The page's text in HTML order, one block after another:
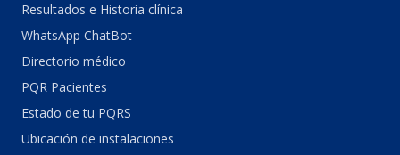
Resultados e Historia clínica
WhatsApp ChatBot
Directorio médico
PQR Pacientes
Estado de tu PQRS
Ubicación de instalaciones